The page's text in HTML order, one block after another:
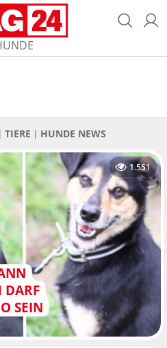
TIERE HUNDE NEWS
DARF
SEIN
1.551